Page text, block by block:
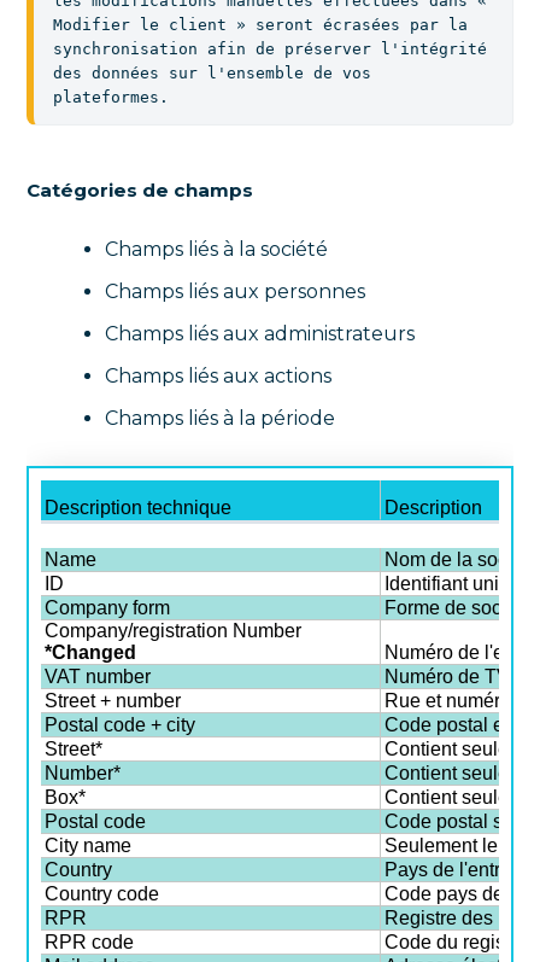
Modifier le client » seront écrasées par la
synchronisation afin de préserver l'intégrité
des données sur l'ensemble de vos
plateformes.
Catégories de champs
Champs liés à la société
Champs liés aux personnes
Champs liés aux administrateurs
Champs liés aux actions
Champs liés à la période